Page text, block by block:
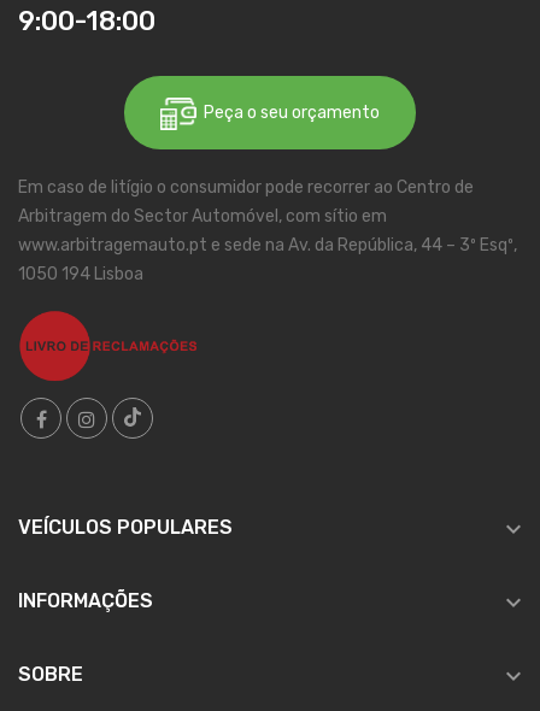
9:00-18:00
Peça o seu orçamento
Em caso de litígio o consumidor pode recorrer ao Centro de
Arbitragem do Sector Automóvel, com sítio em
www.arbitragemauto.pt e sede na Av. da República, 44 – 3º Esqº,
1050 194 Lisboa
VEÍCULOS POPULARES 
INFORMAÇÕES 
SOBRE 